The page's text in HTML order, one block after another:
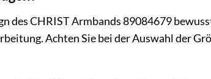
des CHRIST Armbands 89084679
Achten Sie bei der Auswahl der